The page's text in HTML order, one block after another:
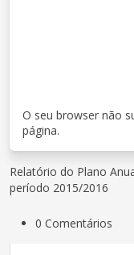
O seu browser não
página.
Relatório do Plano
período 2015/2016
0 Comentários